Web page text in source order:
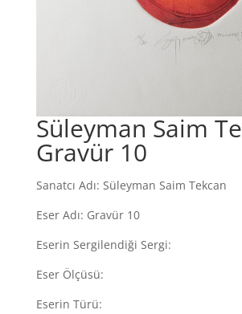
Süleyman Saim
Gravür 10
Sanatcı Adı: Süleyman Saim Tekcan
Eser Adı: Gravür 10
Eserin Sergilendiği Sergi:
Eser Ölçüsü:
Eserin Türü: